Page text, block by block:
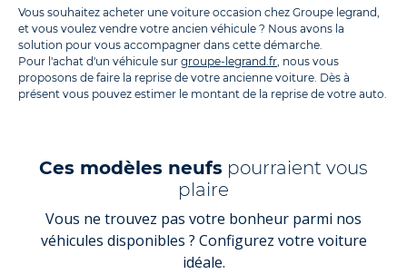
Vous souhaitez acheter une voiture occasion chez Groupe legrand,
et vous voulez vendre votre ancien véhicule ? Nous avons la
solution pour vous accompagner dans cette démarche.
Pour l'achat d'un véhicule sur groupe-legrand.fr, nous vous
proposons de faire la reprise de votre ancienne voiture. Dès à
présent vous pouvez estimer le montant de la reprise de votre auto.
Ces modèles neufs pourraient vous
plaire
Vous ne trouvez pas votre bonheur parmi nos
véhicules disponibles ? Configurez votre voiture
idéale.